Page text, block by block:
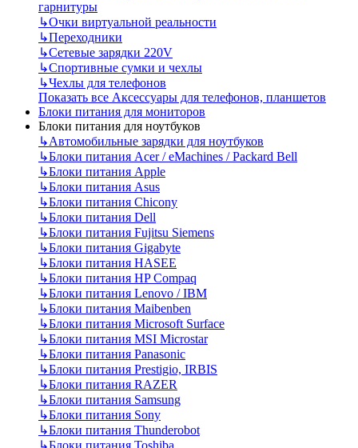
гарнитуры
↳Очки виртуальной реальности
↳Переходники
↳Сетевые зарядки 220V
↳Спортивные сумки и чехлы
↳Чехлы для телефонов
Показать все Аксессуары для телефонов, планшетов
Блоки питания для мониторов
Блоки питания для ноутбуков
↳Автомобильные зарядки для ноутбуков
↳Блоки питания Acer / eMachines / Packard Bell
↳Блоки питания Apple
↳Блоки питания Asus
↳Блоки питания Chicony
↳Блоки питания Dell
↳Блоки питания Fujitsu Siemens
↳Блоки питания Gigabyte
↳Блоки питания HASEE
↳Блоки питания HP Compaq
↳Блоки питания Lenovo / IBM
↳Блоки питания Maibenben
↳Блоки питания Microsoft Surface
↳Блоки питания MSI Microstar
↳Блоки питания Panasonic
↳Блоки питания Prestigio, IRBIS
↳Блоки питания RAZER
↳Блоки питания Samsung
↳Блоки питания Sony
↳Блоки питания Thunderobot
↳Блоки питания Toshiba